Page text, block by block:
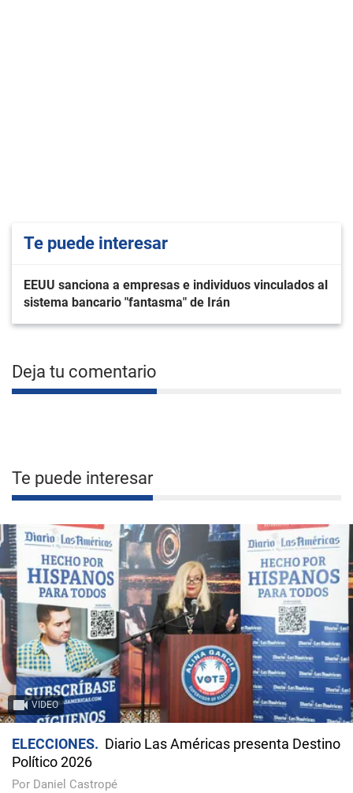
Te puede interesar
EEUU sanciona a empresas e individuos vinculados al
sistema bancario "fantasma" de Irán
Deja tu comentario
Te puede interesar
VIDEO
ELECCIONES
Diario Las Américas presenta Destino
Político 2026
Por Daniel Castropé